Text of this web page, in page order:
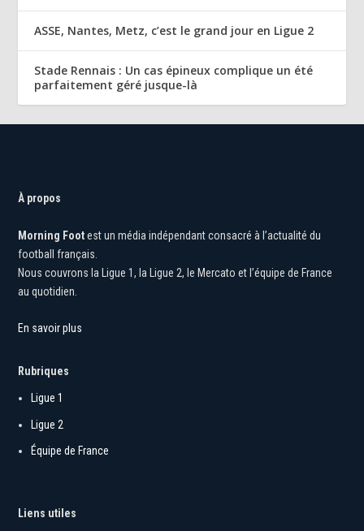
ASSE, Nantes, Metz, c’est le grand jour en Ligue 2
Stade Rennais : Un cas épineux complique un été
parfaitement géré jusque-là
À propos
Morning Footest un média indépendant consacré à l’actualité du
football français.
Nous couvrons la Ligue 1, la Ligue 2, le Mercato et l’équipe de France
au quotidien.
En savoir plus
Rubriques
Ligue 1
Ligue 2
Équipe de France
Liens utiles